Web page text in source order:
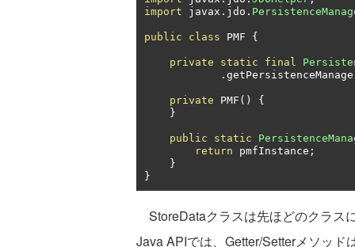
import javax . jdo .
public class PMF {
private static final
.
private PMF ()
{
}
public static
return pmfInstance ;
}
}
StoreDataクラスは先ほどのクラス
Java APIでは、Getter/Setterメソッ